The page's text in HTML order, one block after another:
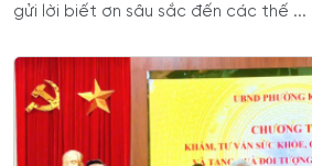
gửi lời biết ơn sâu sắc đến các thế ...